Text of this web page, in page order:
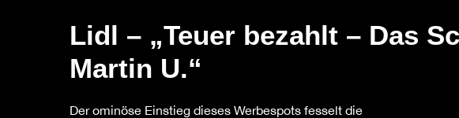
Lidl – „Teuer bezahlt – Das
Martin U.“
Der ominöse Einstieg dieses Werbespots fesselt die